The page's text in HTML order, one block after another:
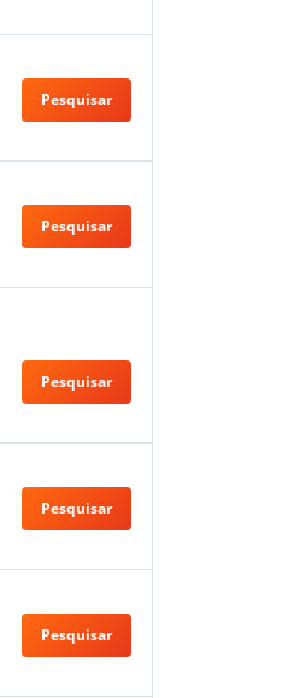
Pesquisar
Pesquisar
Pesquisar
Pesquisar
Pesquisar